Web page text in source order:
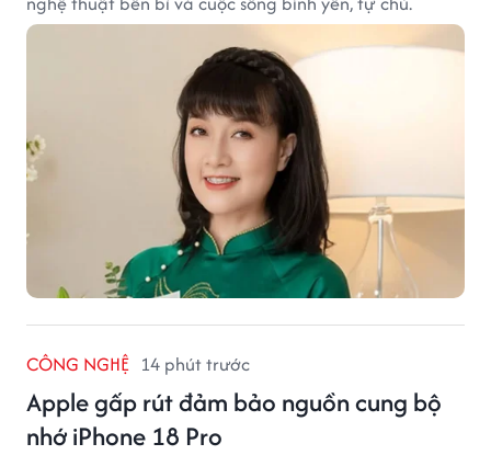
CÔNG NGHỆ 14 phút trước
Apple gấp rút đảm bảo nguồn cung bộ
nhớ iPhone 18 Pro